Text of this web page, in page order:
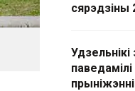
сярэдзіны